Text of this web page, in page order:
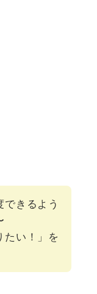
きるよう
たい！」を